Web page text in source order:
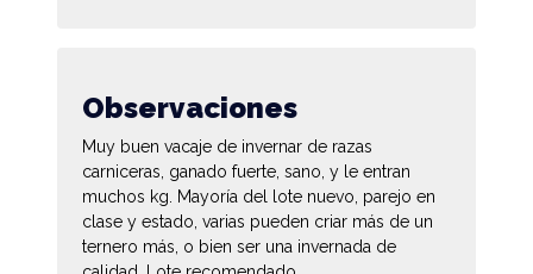
Observaciones
Muy buen vacaje de invernar de razas
carniceras, ganado fuerte, sano, y le entran
muchos kg. Mayoría del lote nuevo, parejo en
clase y estado, varias pueden criar más de un
ternero más, o bien ser una invernada de